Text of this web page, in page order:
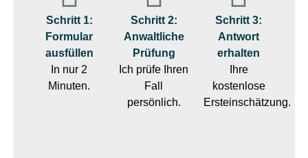
Schritt 1:
Formular
ausfüllen
In nur 2
Minuten.
Schritt 2:
Anwaltliche
Prüfung
Ich prüfe Ihren
Fall
persönlich.
Schritt 3:
Antwort
erhalten
Ihre
kostenlose
Ersteinschätzung.